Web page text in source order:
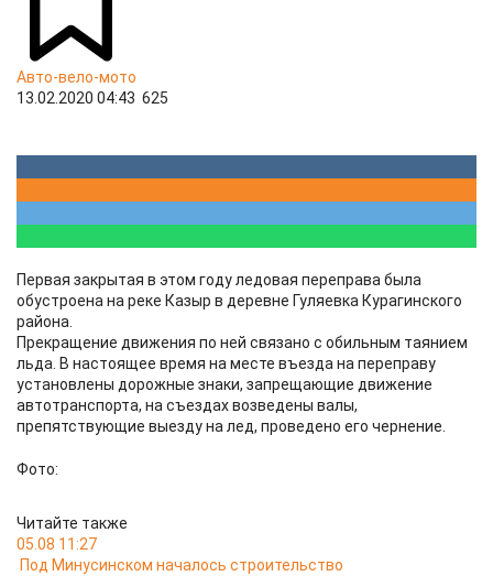
Авто-вело-мото
13.02.2020 04:43 625
Первая закрытая в этом году ледовая переправа была
обустроена на реке Казыр в деревне Гуляевка Курагинского
района.
Прекращение движения по ней связано с обильным таянием
льда. В настоящее время на месте въезда на переправу
установлены дорожные знаки, запрещающие движение
автотранспорта, на съездах возведены валы,
препятствующие выезду на лед, проведено его чернение.
Фото:
Читайте также
05.08 11:27
Под Минусинском началось строительство